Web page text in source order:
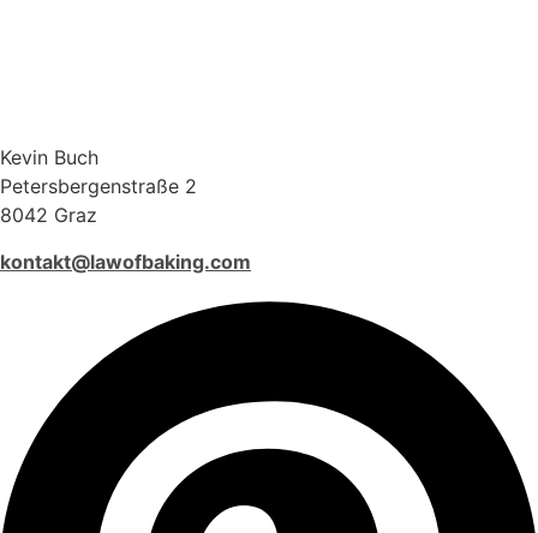
Kevin Buch
Petersbergenstraße 2
8042 Graz
kontakt@lawofbaking.com